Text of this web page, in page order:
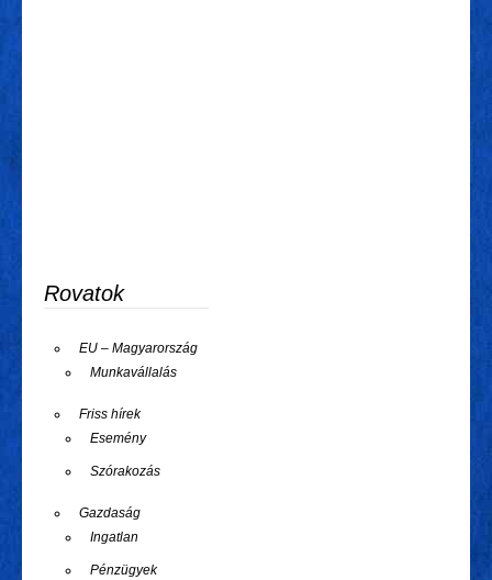
Rovatok
EU – Magyarország
Munkavállalás
Friss hírek
Esemény
Szórakozás
Gazdaság
Ingatlan
Pénzügyek